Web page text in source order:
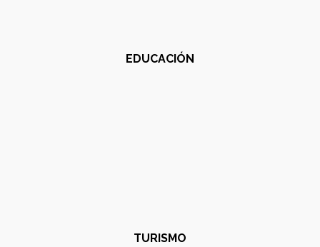
EDUCACIÓN
TURISMO